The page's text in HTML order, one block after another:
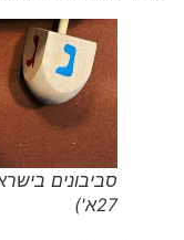
סביבונים